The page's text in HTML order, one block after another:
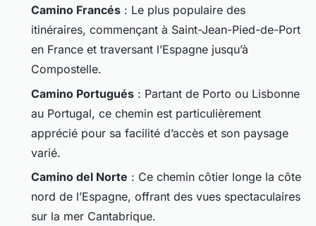
Camino Francés : Le plus populaire des
itinéraires, commençant à Saint-Jean-Pied-de-Port
en France et traversant l’Espagne jusqu’à
Compostelle.
Camino Portugués : Partant de Porto ou Lisbonne
au Portugal, ce chemin est particulièrement
apprécié pour sa facilité d’accès et son paysage
varié.
Camino del Norte : Ce chemin côtier longe la côte
nord de l’Espagne, offrant des vues spectaculaires
sur la mer Cantabrique.